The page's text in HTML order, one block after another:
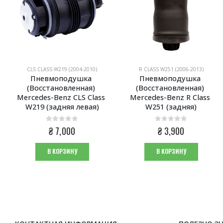
CLS CLASS W219 (2004-2010)
Пневмоподушка
(Восстановленная)
Mercedes-Benz CLS Class
W219 (задняя левая)
0из 5
₴7,000
В КОРЗИНУ
R CLASS W251 (2006-2013)
Пневмоподушка
(Восстановленная)
Mercedes-Benz R Class
W251 (задняя)
0из 5
₴3,900
В КОРЗИНУ